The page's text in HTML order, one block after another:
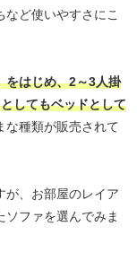
ど使いやすさにこ
をはじめ、2～3人掛
してもベッドとして
な種類が販売されて
が、お部屋のレイア
ファを選んでみま